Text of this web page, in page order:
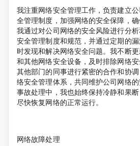
我注重网络安全管理工作，负责建立
全管理制度，加强网络的安全保障，确
我通过对公司网络的安全风险进行分
安全管理制度和规范，并通过定期的
时发现和解决网络安全问题。我不断
和其他网络安全设备，及时排除网络
其他部门的同事进行紧密的合作和协
络安全管理体系，共同维护公司网络
事故处理中，我也始终保持冷静和果断
尽快恢复网络的正常运行。
网络故障处理